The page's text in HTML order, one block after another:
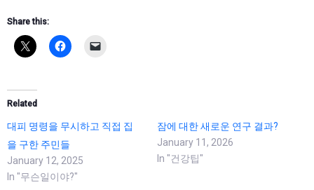
Share this:
Related
대피 명령을 무시하고 직접 집
을 구한 주민들
January 12, 2025
In "무슨일이야?"
잠에 대한 새로운 연구 결과?
January 11, 2026
In "건강팁"